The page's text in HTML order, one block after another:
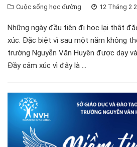
Cuộc sống học đường 12 Tháng 2
Những ngày đầu tiên đi học lại thật
xúc. Đặc biệt vì sau một năm không
trường Nguyễn Văn Huyên được dạy
Đầy cảm xúc vì đây là ...